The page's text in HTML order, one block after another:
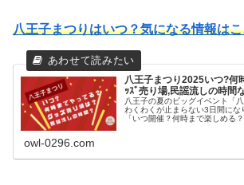
八王子まつりはいつ？気になる情報は
八王子まつり2025いつ?何
ｯｽﾞ売り場,民謡流しの時間
八王子の夏のビッグイベント「
わくわくが止まらない3日間にな
「いつ開催？何時まで楽しめる
owl-0296.com